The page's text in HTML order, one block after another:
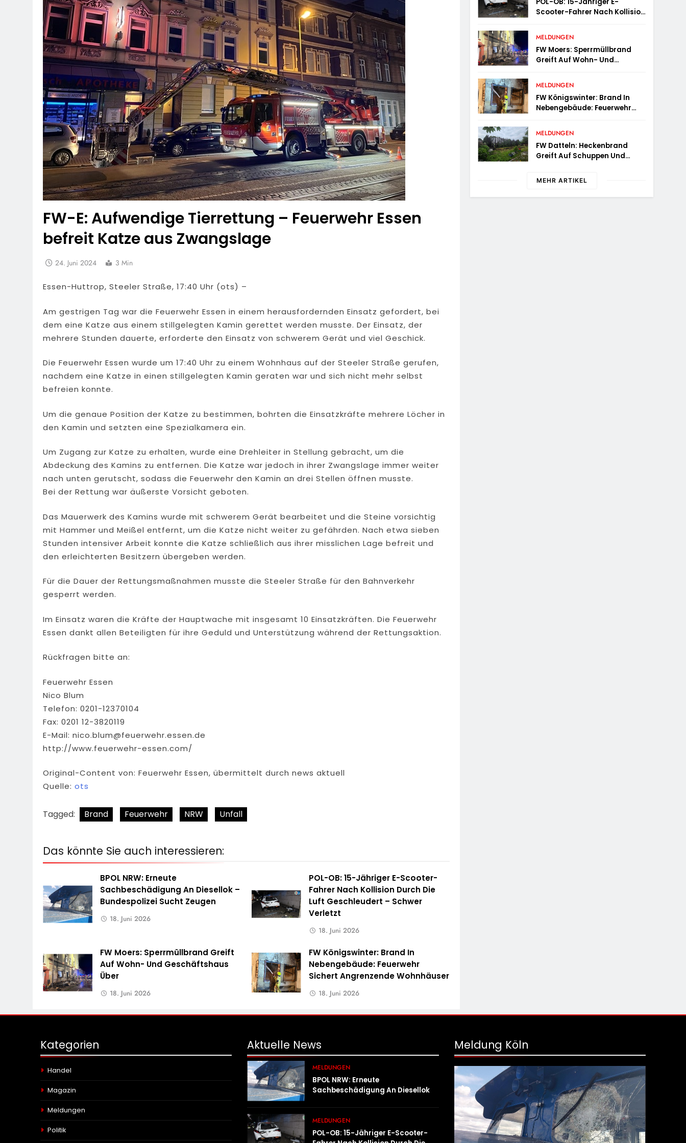
FW-E: Aufwendige Tierrettung – Feuerwehr Essen
befreit Katze aus Zwangslage
24. Juni 2024 3 Min
Essen-Huttrop, Steeler Straße, 17:40 Uhr (ots) –
Am gestrigen Tag war die Feuerwehr Essen in einem herausfordernden Einsatz gefordert, bei
dem eine Katze aus einem stillgelegten Kamin gerettet werden musste. Der Einsatz, der
mehrere Stunden dauerte, erforderte den Einsatz von schwerem Gerät und viel Geschick.
Die Feuerwehr Essen wurde um 17:40 Uhr zu einem Wohnhaus auf der Steeler Straße gerufen,
nachdem eine Katze in einen stillgelegten Kamin geraten war und sich nicht mehr selbst
befreien konnte.
Um die genaue Position der Katze zu bestimmen, bohrten die Einsatzkräfte mehrere Löcher in
den Kamin und setzten eine Spezialkamera ein.
Um Zugang zur Katze zu erhalten, wurde eine Drehleiter in Stellung gebracht, um die
Abdeckung des Kamins zu entfernen. Die Katze war jedoch in ihrer Zwangslage immer weiter
nach unten gerutscht, sodass die Feuerwehr den Kamin an drei Stellen öffnen musste.
Bei der Rettung war äußerste Vorsicht geboten.
Das Mauerwerk des Kamins wurde mit schwerem Gerät bearbeitet und die Steine vorsichtig
mit Hammer und Meißel entfernt, um die Katze nicht weiter zu gefährden. Nach etwa sieben
Stunden intensiver Arbeit konnte die Katze schließlich aus ihrer misslichen Lage befreit und
den erleichterten Besitzern übergeben werden.
Für die Dauer der Rettungsmaßnahmen musste die Steeler Straße für den Bahnverkehr
gesperrt werden.
Im Einsatz waren die Kräfte der Hauptwache mit insgesamt 10 Einsatzkräften. Die Feuerwehr
Essen dankt allen Beteiligten für ihre Geduld und Unterstützung während der Rettungsaktion.
Rückfragen bitte an:
Feuerwehr Essen
Nico Blum
Telefon: 0201-12370104
Fax: 0201 12-3820119
E-Mail: nico.blum@feuerwehr.essen.de
http://www.feuerwehr-essen.com/
Original-Content von: Feuerwehr Essen, übermittelt durch news aktuell
Quelle: ots
Tagged: Brand Feuerwehr NRW Unfall
Das könnte Sie auch interessieren:
BPOL NRW: Erneute
Sachbeschädigung An Diesellok –
Bundespolizei Sucht Zeugen
18. Juni 2026
POL-OB: 15-Jähriger E-Scooter-
Fahrer Nach Kollision Durch Die
Luft Geschleudert – Schwer
Verletzt
18. Juni 2026
FW Moers: Sperrmüllbrand Greift
Auf Wohn- Und Geschäftshaus
Über
18. Juni 2026
FW Königswinter: Brand In
Nebengebäude: Feuerwehr
Sichert Angrenzende Wohnhäuser
18. Juni 2026
Scooter-Fahrer Nach Kollision
Schwer Verletzt
MELDUNGEN
FW Moers: Sperrmüllbrand
Greift Auf Wohn- Und
MELDUNGEN
FW Königswinter: Brand In
Nebengebäude: Feuerwehr
Wohnhäuser
MELDUNGEN
FW Datteln: Heckenbrand
Greift Auf Schuppen Und
MEHR ARTIKEL
Kategorien
Handel
Magazin
Meldungen
Politik
Aktuelle News
MELDUNGEN
BPOL NRW: Erneute
Sachbeschädigung An Diesellok –
MELDUNGEN
POL-OB: 15-Jähriger E-Scooter-
Meldung Köln